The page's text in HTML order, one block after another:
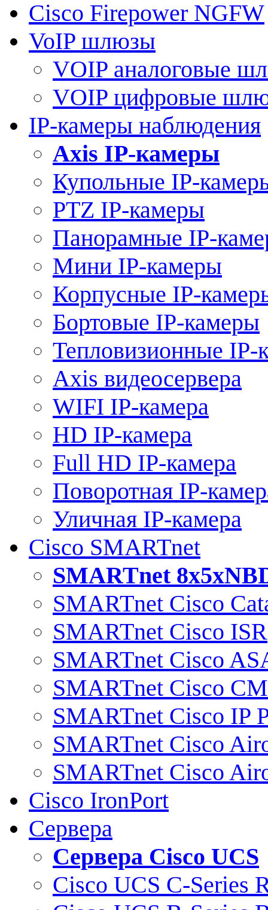
Cisco Firepower NGFW
VoIP шлюзы
VOIP аналоговые
VOIP цифровые
IP-камеры наблюдения
Axis IP-камеры
Купольные IP-
PTZ IP-камеры
Панорамные IP-
Мини IP-камеры
Корпусные IP-
Бортовые IP-камеры
Тепловизионные IP-
Axis видеосервера
WIFI IP-камера
HD IP-камера
Full HD IP-камера
Поворотная IP-
Уличная IP-камера
Cisco SMARTnet
SMARTnet
SMARTnet Cisco
SMARTnet Cisco ISR
SMARTnet Cisco
SMARTnet Cisco
SMARTnet Cisco IP
SMARTnet Cisco
SMARTnet Cisco
Cisco IronPort
Сервера
Сервера Cisco UCS
Cisco UCS C-Series